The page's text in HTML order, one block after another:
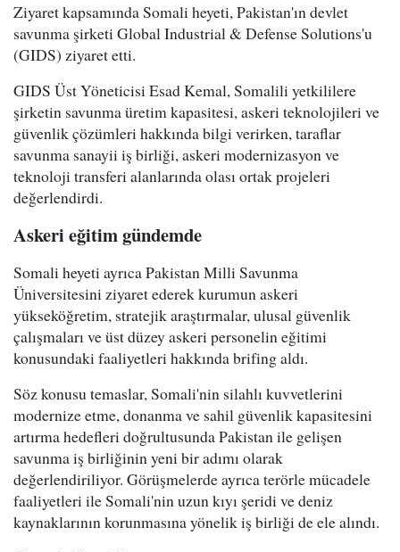
Ziyaret kapsamında Somali heyeti, Pakistan'ın devlet
savunma şirketi Global Industrial & Defense Solutions'u
(GIDS) ziyaret etti.
GIDS Üst Yöneticisi Esad Kemal, Somalili yetkililere
şirketin savunma üretim kapasitesi, askeri teknolojileri ve
güvenlik çözümleri hakkında bilgi verirken, taraflar
savunma sanayii iş birliği, askeri modernizasyon ve
teknoloji transferi alanlarında olası ortak projeleri
değerlendirdi.
Askeri eğitim gündemde
Somali heyeti ayrıca Pakistan Milli Savunma
Üniversitesini ziyaret ederek kurumun askeri
yükseköğretim, stratejik araştırmalar, ulusal güvenlik
çalışmaları ve üst düzey askeri personelin eğitimi
konusundaki faaliyetleri hakkında brifing aldı.
Söz konusu temaslar, Somali'nin silahlı kuvvetlerini
modernize etme, donanma ve sahil güvenlik kapasitesini
artırma hedefleri doğrultusunda Pakistan ile gelişen
savunma iş birliğinin yeni bir adımı olarak
değerlendiriliyor. Görüşmelerde ayrıca terörle mücadele
faaliyetleri ile Somali'nin uzun kıyı şeridi ve deniz
kaynaklarının korunmasına yönelik iş birliği de ele alındı.